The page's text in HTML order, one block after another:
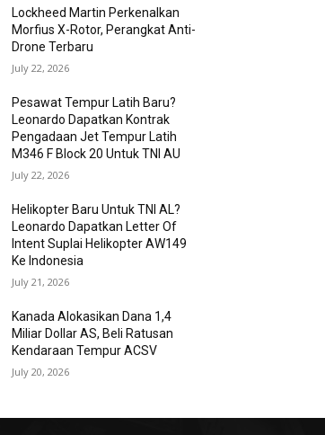
Lockheed Martin Perkenalkan
Morfius X-Rotor, Perangkat Anti-
Drone Terbaru
July 22, 2026
Pesawat Tempur Latih Baru?
Leonardo Dapatkan Kontrak
Pengadaan Jet Tempur Latih
M346 F Block 20 Untuk TNI AU
July 22, 2026
Helikopter Baru Untuk TNI AL?
Leonardo Dapatkan Letter Of
Intent Suplai Helikopter AW149
Ke Indonesia
July 21, 2026
Kanada Alokasikan Dana 1,4
Miliar Dollar AS, Beli Ratusan
Kendaraan Tempur ACSV
July 20, 2026